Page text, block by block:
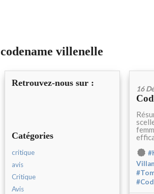
codename villenelle
Retrouvez-nous sur :
Catégories
critique
avis
Critique
Avis
16